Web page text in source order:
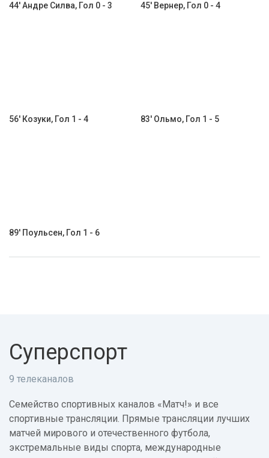
44' Андре Силва, Гол 0 - 3 45' Вернер, Гол 0 - 4
56' Козуки, Гол 1 - 4 83' Ольмо, Гол 1 - 5
89' Поульсен, Гол 1 - 6
Суперспорт
9 телеканалов
Семейство спортивных каналов «Матч!» и все
спортивные трансляции. Прямые трансляции лучших
матчей мирового и отечественного футбола,
экстремальные виды спорта, международные